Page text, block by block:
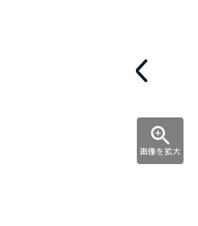
画像を拡大